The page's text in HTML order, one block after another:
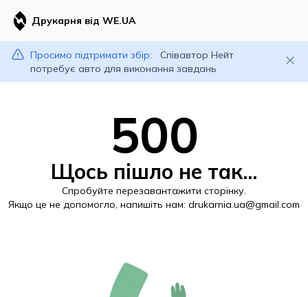
Друкарня від WE.UA
Просимо підтримати збір:
Співавтор Нейт
потребує авто для виконання завдань
500
Щось пішло не так...
Спробуйте перезавантажити сторінку.
Якщо це не допомогло, напишіть нам: drukarnia.ua@gmail.com